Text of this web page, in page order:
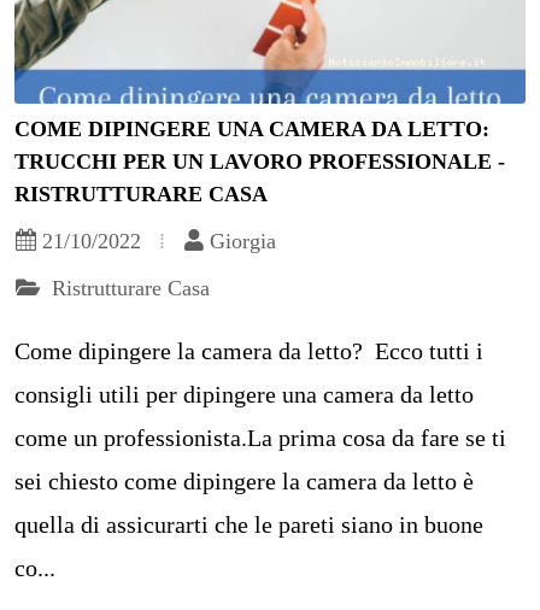
COME DIPINGERE UNA CAMERA DA LETTO:
TRUCCHI PER UN LAVORO PROFESSIONALE -
RISTRUTTURARE CASA
21/10/2022
Giorgia
Ristrutturare Casa
Come dipingere la camera da letto? Ecco tutti i
consigli utili per dipingere una camera da letto
come un professionista.La prima cosa da fare se ti
sei chiesto come dipingere la camera da letto è
quella di assicurarti che le pareti siano in buone
co...